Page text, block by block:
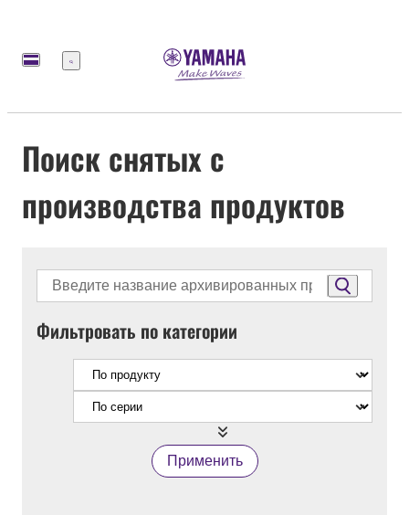
Меню
Поиск снятых с
производства продуктов
Фильтровать по категории
Применить